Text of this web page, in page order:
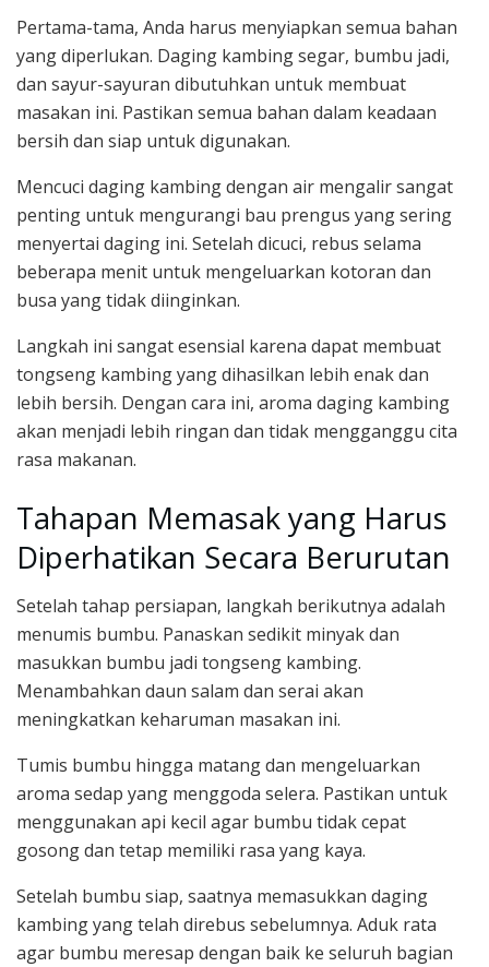
Pertama-tama, Anda harus menyiapkan semua bahan
yang diperlukan. Daging kambing segar, bumbu jadi,
dan sayur-sayuran dibutuhkan untuk membuat
masakan ini. Pastikan semua bahan dalam keadaan
bersih dan siap untuk digunakan.
Mencuci daging kambing dengan air mengalir sangat
penting untuk mengurangi bau prengus yang sering
menyertai daging ini. Setelah dicuci, rebus selama
beberapa menit untuk mengeluarkan kotoran dan
busa yang tidak diinginkan.
Langkah ini sangat esensial karena dapat membuat
tongseng kambing yang dihasilkan lebih enak dan
lebih bersih. Dengan cara ini, aroma daging kambing
akan menjadi lebih ringan dan tidak mengganggu cita
rasa makanan.
Tahapan Memasak yang Harus
Diperhatikan Secara Berurutan
Setelah tahap persiapan, langkah berikutnya adalah
menumis bumbu. Panaskan sedikit minyak dan
masukkan bumbu jadi tongseng kambing.
Menambahkan daun salam dan serai akan
meningkatkan keharuman masakan ini.
Tumis bumbu hingga matang dan mengeluarkan
aroma sedap yang menggoda selera. Pastikan untuk
menggunakan api kecil agar bumbu tidak cepat
gosong dan tetap memiliki rasa yang kaya.
Setelah bumbu siap, saatnya memasukkan daging
kambing yang telah direbus sebelumnya. Aduk rata
agar bumbu meresap dengan baik ke seluruh bagian